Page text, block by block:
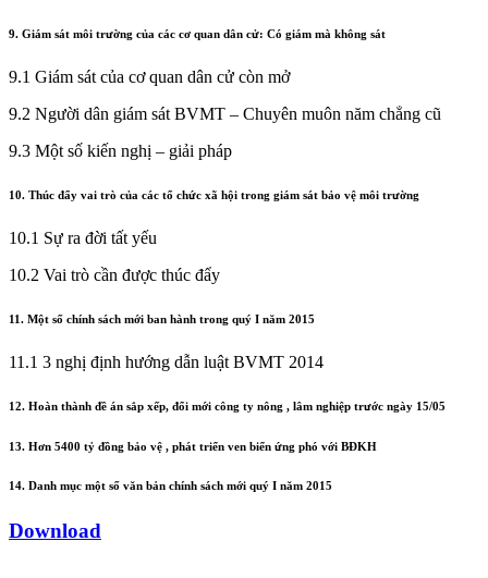
9. Giám sát môi trường của các cơ quan dân cử: Có giám mà không sát
9.1 Giám sát của cơ quan dân cử còn mở
9.2 Người dân giám sát BVMT – Chuyên muôn năm chẳng cũ
9.3 Một số kiến nghị – giải pháp
10. Thúc đẩy vai trò của các tổ chức xã hội trong giám sát bảo vệ môi trường
10.1 Sự ra đời tất yếu
10.2 Vai trò cần được thúc đẩy
11. Một số chính sách mới ban hành trong quý I năm 2015
11.1 3 nghị định hướng dẫn luật BVMT 2014
12. Hoàn thành đề án sắp xếp, đổi mới công ty nông , lâm nghiệp trước ngày 15/05
13. Hơn 5400 tỷ đồng bảo vệ , phát triển ven biển ứng phó với BĐKH
14. Danh mục một số văn bản chính sách mới quý I năm 2015
Download